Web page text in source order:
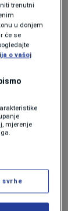
Poljud
kada je
a u
sanirali
trenutni
u donjem
će se
o vašoj
mjerenje
svrhe